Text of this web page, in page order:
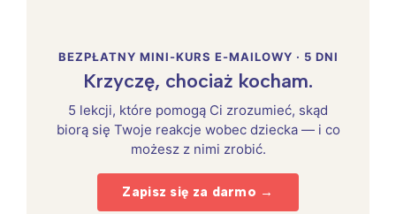
BEZPŁATNY MINI-KURS E-MAILOWY · 5 DNI
Krzyczę, chociaż kocham.
5 lekcji, które pomogą Ci zrozumieć, skąd
biorą się Twoje reakcje wobec dziecka — i co
możesz z nimi zrobić.
Zapisz się za darmo →